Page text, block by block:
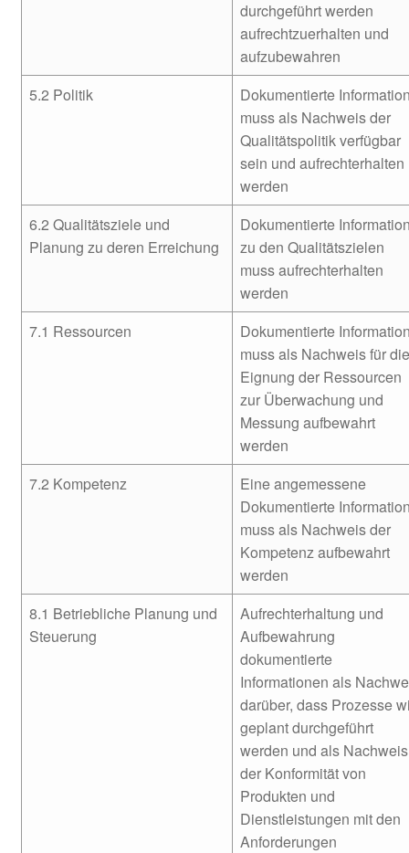
durchgeführt werden
aufrechtzuerhalten und
aufzubewahren
5.2 Politik
Dokumentierte
muss als Nachweis der
Qualitätspolitik verfügbar
sein und aufrechterhalten
werden
6.2 Qualitätsziele und
Planung zu deren Erreichung
Dokumentierte
zu den Qualitätszielen
muss aufrechterhalten
werden
7.1 Ressourcen
Dokumentierte
muss als Nachweis für die
Eignung der Ressourcen
zur Überwachung und
Messung aufbewahrt
werden
7.2 Kompetenz
Eine angemessene
Dokumentierte
muss als Nachweis der
Kompetenz aufbewahrt
werden
8.1 Betriebliche Planung und
Steuerung
Aufrechterhaltung und
Aufbewahrung
dokumentierte
Informationen als
darüber, dass Prozesse
geplant durchgeführt
werden und als Nachweis
der Konformität von
Produkten und
Dienstleistungen mit den
Anforderungen